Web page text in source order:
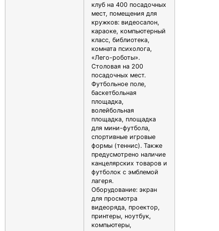
клуб на 400 посадочных
мест, помещения для
кружков: видеосалон,
караоке, компьютерный
класс, библиотека,
комната психолога,
«Лего-роботы».
Столовая на 200
посадочных мест.
Футбольное поле,
баскетбольная
площадка,
волейбольная
площадка, площадка
для мини-футбола,
спортивные игровые
формы (теннис). Также
предусмотрено наличие
канцелярских товаров и
футболок с эмблемой
лагеря.
Оборудование: экран
для просмотра
видеоряда, проектор,
принтеры, ноутбук,
компьютеры,